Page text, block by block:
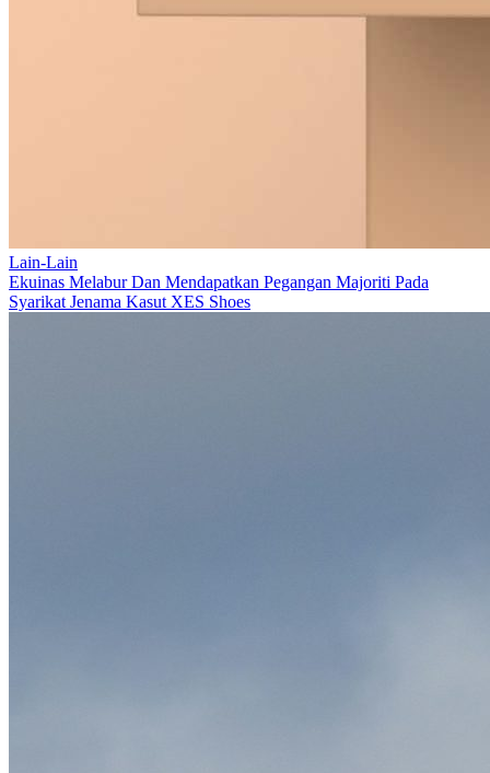
Lain-Lain
Ekuinas Melabur Dan Mendapatkan Pegangan Majoriti Pada
Syarikat Jenama Kasut XES Shoes